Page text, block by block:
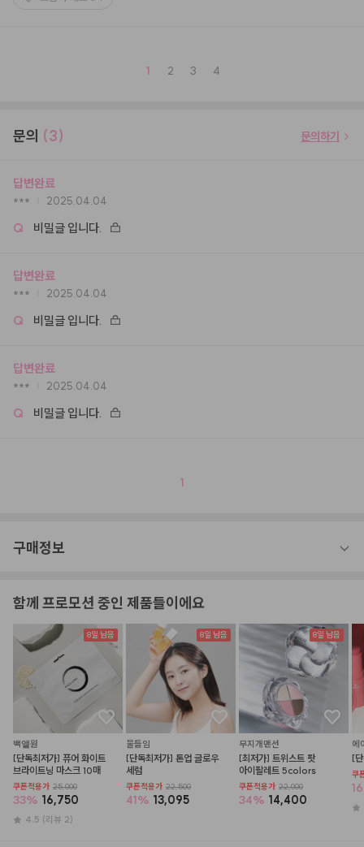
1 2 3 4
문의 (3) 문의하기
답변완료
*** 2025.04.04
Q 비밀글 입니다.
답변완료
*** 2025.04.04
Q 비밀글 입니다.
답변완료
*** 2025.04.04
Q 비밀글 입니다.
1
구매정보
함께 프로모션 중인 제품들이에요
8일 남음
백앹원
[단독최저가] 퓨어 화이트
브라이트닝 마스크 10매
쿠폰적용가 25,000
33% 16,750
4.5 (리뷰 2)
8일 남음
물들임
[단독최저가] 톤업 글로우
세럼
쿠폰적용가 22,500
41% 13,095
8일 남음
무지개맨션
[최저가] 트위스트 팟
아이팔레트 5colors
쿠폰적용가 22,000
34% 14,400
에
[
쿠
16